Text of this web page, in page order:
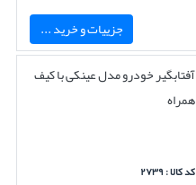
جزییات و خرید ...
آفتابگیر خودرو مدل عینکی با کیف
همراه
کد کالا : ۲۷۳۹